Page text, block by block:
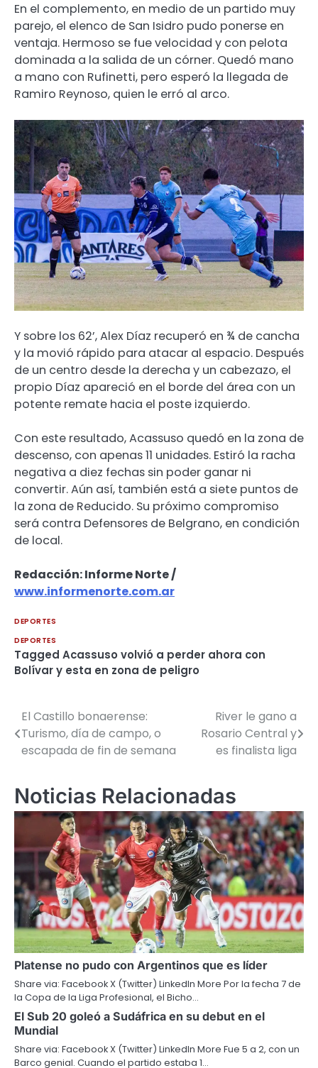
En el complemento, en medio de un partido muy
parejo, el elenco de San Isidro pudo ponerse en
ventaja. Hermoso se fue velocidad y con pelota
dominada a la salida de un córner. Quedó mano
a mano con Rufinetti, pero esperó la llegada de
Ramiro Reynoso, quien le erró al arco.
Y sobre los 62’, Alex Díaz recuperó en ¾ de cancha
y la movió rápido para atacar al espacio. Después
de un centro desde la derecha y un cabezazo, el
propio Díaz apareció en el borde del área con un
potente remate hacia el poste izquierdo.
Con este resultado, Acassuso quedó en la zona de
descenso, con apenas 11 unidades. Estiró la racha
negativa a diez fechas sin poder ganar ni
convertir. Aún así, también está a siete puntos de
la zona de Reducido. Su próximo compromiso
será contra Defensores de Belgrano, en condición
de local.
Redacción: Informe Norte /
www.informenorte.com.ar
DEPORTES
DEPORTES
Tagged Acassuso volvió a perder ahora con
Bolívar y esta en zona de peligro
Navegación
de
El Castillo bonaerense:
Turismo, día de campo, o
escapada de fin de semana
River le gano a
Rosario Central y
es finalista liga
Noticias Relacionadas
Platense no pudo con Argentinos que es líder
Share via: Facebook X (Twitter) LinkedIn More Por la fecha 7 de
la Copa de la Liga Profesional, el Bicho…
El Sub 20 goleó a Sudáfrica en su debut en el
Mundial
Share via: Facebook X (Twitter) LinkedIn More Fue 5 a 2, con un
Barco genial. Cuando el partido estaba 1…